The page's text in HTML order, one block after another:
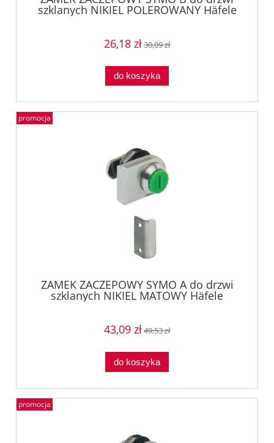
szklanych NIKIEL POLEROWANY Häfele
26,18 zł30,09 zł
do koszyka
ZAMEK ZACZEPOWY SYMO A do drzwi
szklanych NIKIEL MATOWY Häfele
43,09 zł49,53 zł
do koszyka
promocja
promocja